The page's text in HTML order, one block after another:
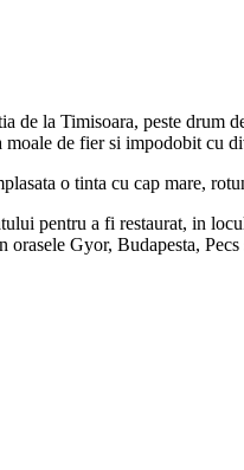
de la Timisoara, peste drum
de fier si impodobit cu
o tinta cu cap mare,
pentru a fi restaurat, in
Gyor, Budapesta,